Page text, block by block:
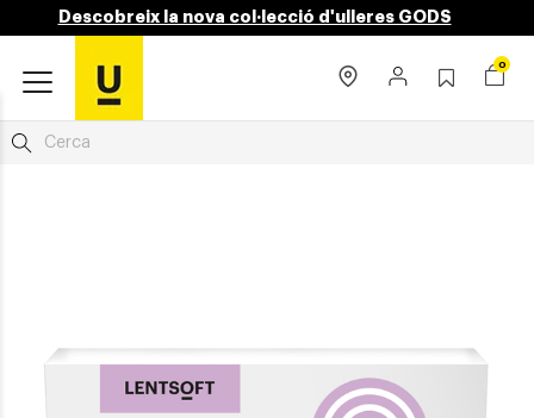
Descobreix la nova col·lecció d'ulleres GODS
0